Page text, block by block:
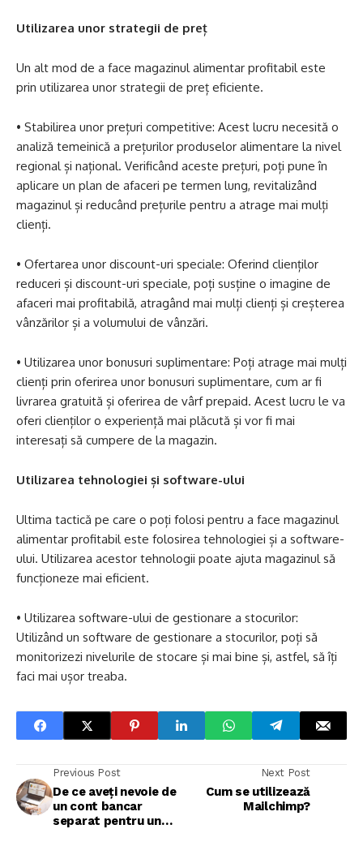
Utilizarea unor strategii de preț
Un alt mod de a face magazinul alimentar profitabil este
prin utilizarea unor strategii de preț eficiente.
• Stabilirea unor prețuri competitive: Acest lucru necesită o
analiză temeinică a prețurilor produselor alimentare la nivel
regional și național. Verificând aceste prețuri, poți pune în
aplicare un plan de afaceri pe termen lung, revitalizând
magazinul și reducând prețurile pentru a atrage mai mulți
clienți.
• Ofertarea unor discount-uri speciale: Oferind clienților
reduceri și discount-uri speciale, poți susține o imagine de
afaceri mai profitabilă, atragând mai mulți clienți și creșterea
vânzărilor și a volumului de vânzări.
• Utilizarea unor bonusuri suplimentare: Poți atrage mai mulți
clienți prin oferirea unor bonusuri suplimentare, cum ar fi
livrarea gratuită și oferirea de vârf prepaid. Acest lucru le va
oferi clienților o experiență mai plăcută și vor fi mai
interesați să cumpere de la magazin.
Utilizarea tehnologiei și software-ului
Ultima tactică pe care o poți folosi pentru a face magazinul
alimentar profitabil este folosirea tehnologiei și a software-
ului. Utilizarea acestor tehnologii poate ajuta magazinul să
funcționeze mai eficient.
• Utilizarea software-ului de gestionare a stocurilor:
Utilizând un software de gestionare a stocurilor, poți să
monitorizezi nivelurile de stocare și mai bine și, astfel, să îți
faci mai ușor treaba.
Previous Post
De ce aveți nevoie de
un cont bancar
separat pentru un
Next Post
Cum se utilizează
Mailchimp?